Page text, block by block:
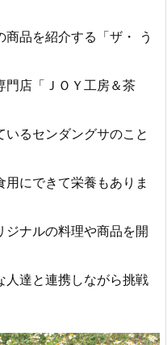
品を紹介する「ザ・ う
門店「ＪＯＹ工房＆茶
いるセンダングサのこと
にできて栄養もありま
ジナルの料理や商品を開
人達と連携しながら挑戦